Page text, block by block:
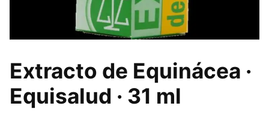
Extracto de Equinácea ·
Equisalud · 31 ml